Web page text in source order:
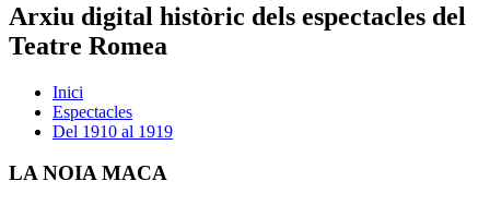
Arxiu digital històric dels espectacles del
Teatre Romea
Inici
Espectacles
Del 1910 al 1919
LA NOIA MACA